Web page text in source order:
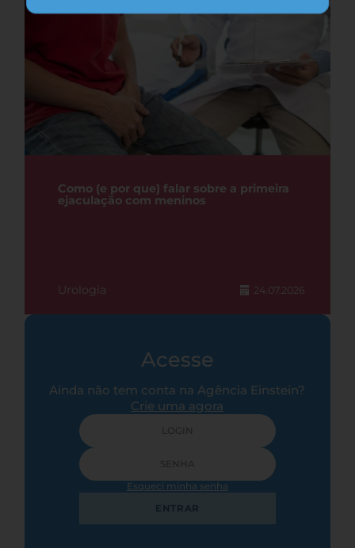
Como (e por que) falar sobre a primeira
ejaculação com meninos
Urologia 24.07.2026
Acesse
Ainda não tem conta na Agência Einstein?
Crie uma agora
Esqueci minha senha
ENTRAR